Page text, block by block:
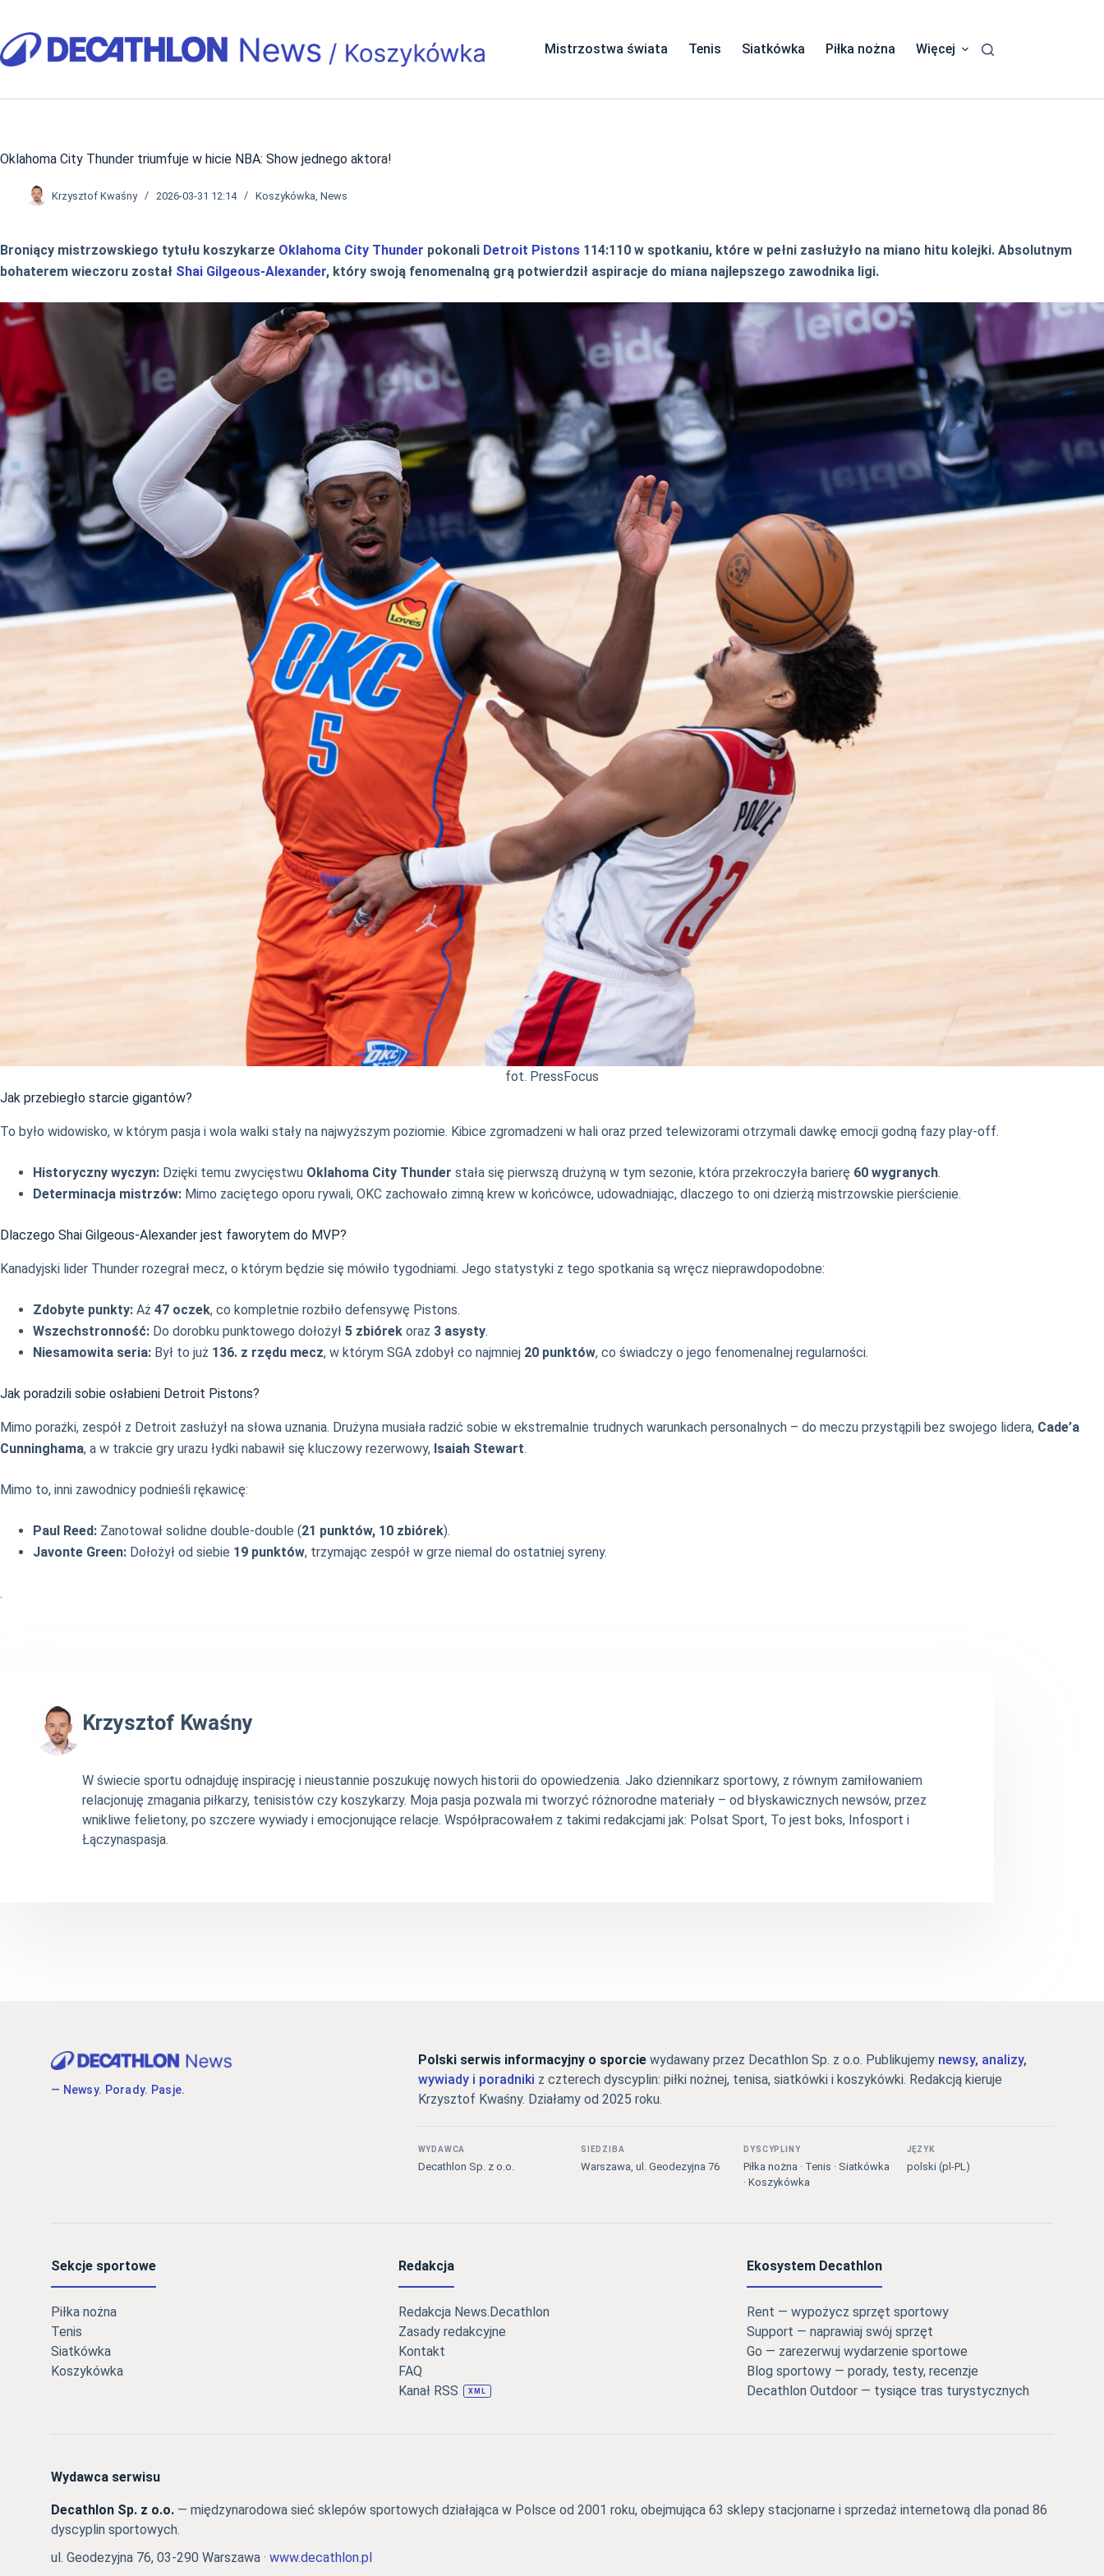
treści
Mistrzostwa świata Tenis Siatkówka Piłka nożna Więcej
Oklahoma City Thunder triumfuje w hicie NBA: Show jednego aktora!
Krzysztof Kwaśny 2026-03-31 12:14 Koszykówka ,News
Broniący mistrzowskiego tytułu koszykarze Oklahoma City Thunder pokonali Detroit Pistons 114:110 w spotkaniu, które w pełni zasłużyło na miano hitu kolejki. Absolutnym
bohaterem wieczoru został Shai Gilgeous-Alexander, który swoją fenomenalną grą potwierdził aspiracje do miana najlepszego zawodnika ligi.
fot. PressFocus
Jak przebiegło starcie gigantów?
To było widowisko, w którym pasja i wola walki stały na najwyższym poziomie. Kibice zgromadzeni w hali oraz przed telewizorami otrzymali dawkę emocji godną fazy play-off.
Historyczny wyczyn: Dzięki temu zwycięstwu Oklahoma City Thunder stała się pierwszą drużyną w tym sezonie, która przekroczyła barierę 60 wygranych.
Determinacja mistrzów: Mimo zaciętego oporu rywali, OKC zachowało zimną krew w końcówce, udowadniając, dlaczego to oni dzierżą mistrzowskie pierścienie.
Dlaczego Shai Gilgeous-Alexander jest faworytem do MVP?
Kanadyjski lider Thunder rozegrał mecz, o którym będzie się mówiło tygodniami. Jego statystyki z tego spotkania są wręcz nieprawdopodobne:
Zdobyte punkty: Aż 47 oczek, co kompletnie rozbiło defensywę Pistons.
Wszechstronność: Do dorobku punktowego dołożył 5 zbiórek oraz 3 asysty.
Niesamowita seria: Był to już 136. z rzędu mecz, w którym SGA zdobył co najmniej 20 punktów, co świadczy o jego fenomenalnej regularności.
Jak poradzili sobie osłabieni Detroit Pistons?
Mimo porażki, zespół z Detroit zasłużył na słowa uznania. Drużyna musiała radzić sobie w ekstremalnie trudnych warunkach personalnych – do meczu przystąpili bez swojego lidera, Cade’a
Cunninghama, a w trakcie gry urazu łydki nabawił się kluczowy rezerwowy, Isaiah Stewart.
Mimo to, inni zawodnicy podnieśli rękawicę:
Paul Reed: Zanotował solidne double-double (21 punktów, 10 zbiórek).
Javonte Green: Dołożył od siebie 19 punktów, trzymając zespół w grze niemal do ostatniej syreny.
.
Krzysztof Kwaśny
W świecie sportu odnajduję inspirację i nieustannie poszukuję nowych historii do opowiedzenia. Jako dziennikarz sportowy, z równym zamiłowaniem
relacjonuję zmagania piłkarzy, tenisistów czy koszykarzy. Moja pasja pozwala mi tworzyć różnorodne materiały – od błyskawicznych newsów, przez
wnikliwe felietony, po szczere wywiady i emocjonujące relacje. Współpracowałem z takimi redakcjami jak: Polsat Sport, To jest boks, Infosport i
Łączynaspasja.
— Newsy. Porady. Pasje.
Polski serwis informacyjny o sporciewydawany przez Decathlon Sp. z o.o. Publikujemy newsy, analizy,
wywiady i poradniki z czterech dyscyplin: piłki nożnej, tenisa, siatkówki i koszykówki. Redakcją kieruje
Krzysztof Kwaśny. Działamy od 2025 roku.
WYDAWCA
Decathlon Sp. z o.o.
SIEDZIBA
Warszawa, ul. Geodezyjna 76
DYSCYPLINY
Piłka nożna · Tenis · Siatkówka
· Koszykówka
JĘZYK
polski (pl-PL)
Sekcje sportowe
Piłka nożna
Tenis
Siatkówka
Koszykówka
Redakcja
Redakcja News.Decathlon
Zasady redakcyjne
Kontakt
FAQ
Kanał RSS
XML
Ekosystem Decathlon
Rent — wypożycz sprzęt sportowy
Support — naprawiaj swój sprzęt
Go — zarezerwuj wydarzenie sportowe
Blog sportowy — porady, testy, recenzje
Decathlon Outdoor — tysiące tras turystycznych
Wydawca serwisu
Decathlon Sp. z o.o. — międzynarodowa sieć sklepów sportowych działająca w Polsce od 2001 roku, obejmująca 63 sklepy stacjonarne i sprzedaż internetową dla ponad 86
dyscyplin sportowych.
ul. Geodezyjna 76, 03-290 Warszawa · www.decathlon.pl